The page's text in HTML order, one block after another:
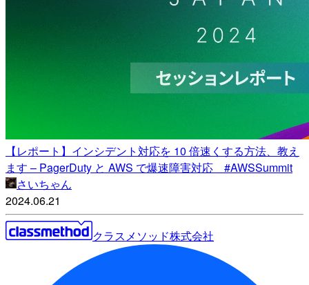
【レポート】インシデント対応を 10 倍速くする方法、教え
ます – PagerDuty と AWS で爆速障害対応 #AWSSummit
さいちゃん
2024.06.21
クラスメソッド株式会社